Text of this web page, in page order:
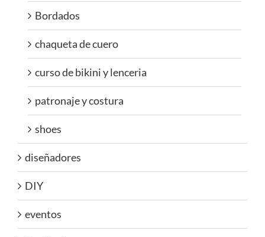
Bordados
chaqueta de cuero
curso de bikini y lenceria
patronaje y costura
shoes
diseñadores
DIY
eventos